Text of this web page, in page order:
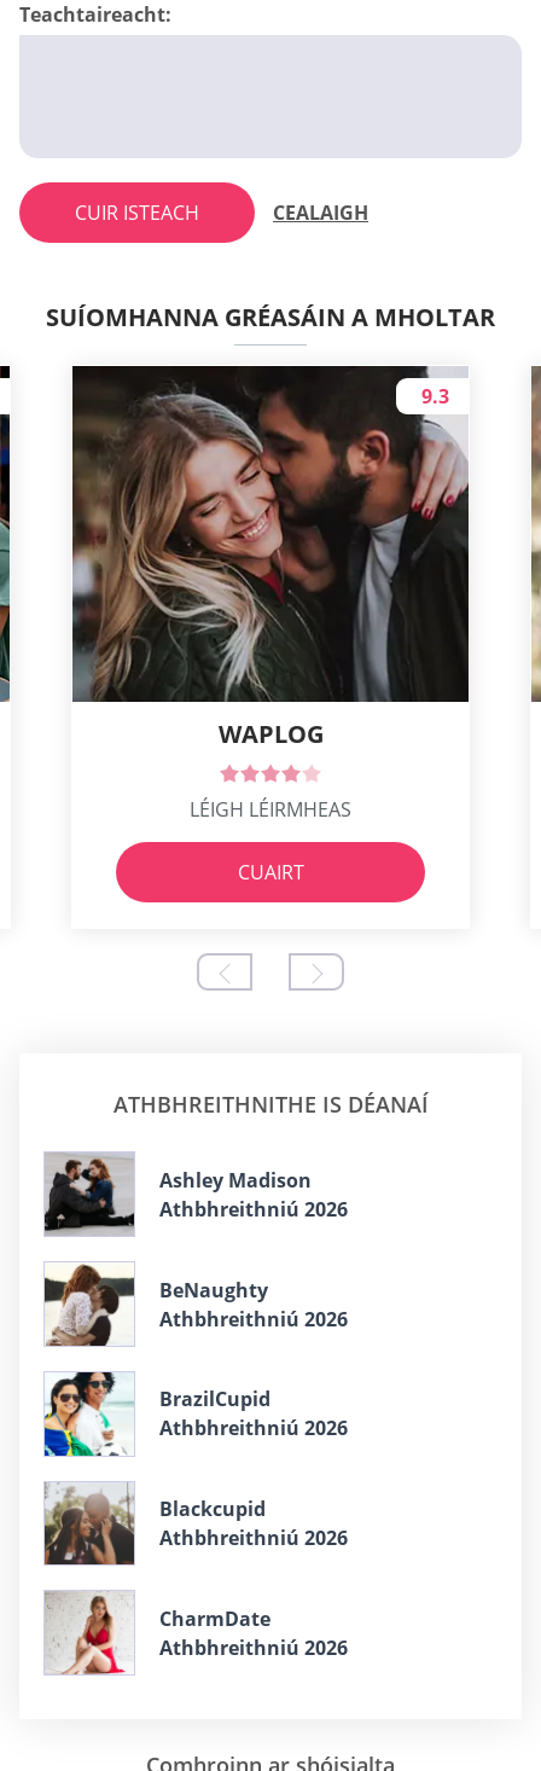
Teachtaireacht:
CUIR ISTEACH CEALAIGH
SUÍOMHANNA GRÉASÁIN A MHOLTAR
WAPLOG
9.3
LÉIGH LÉIRMHEAS
CUAIRT
ATHBHREITHNITHE IS DÉANAÍ
Ashley Madison
Athbhreithniú 2026
BeNaughty
Athbhreithniú 2026
BrazilCupid
Athbhreithniú 2026
Blackcupid
Athbhreithniú 2026
CharmDate
Athbhreithniú 2026